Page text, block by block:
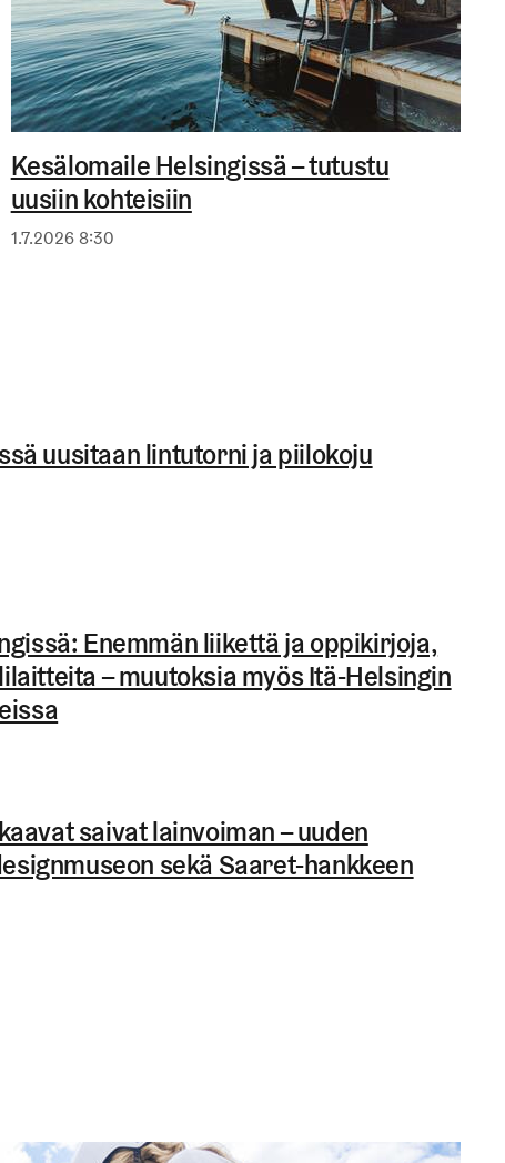
Kesälomaile Helsingissä – tutustu
uusiin kohteisiin
Julkaistu
1.7.2026 8:30
uusitaan lintutorni ja piilokoju
Enemmän liikettä ja oppikirjoja,
– muutoksia myös Itä-Helsingin
saivat lainvoiman – uuden
sekä Saaret-hankkeen